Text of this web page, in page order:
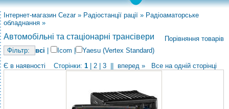
Інтернет-магазин Cezar » Радіостанції рації » Радіоаматорське
обладнання »
Автомобільні та стаціонарні трансівери
Порівняння товарів
всі
Icom
Yaesu (Vertex Standard)
Є в наявності Сторінки: 1 2 3 вперед » Все на одній сторінці